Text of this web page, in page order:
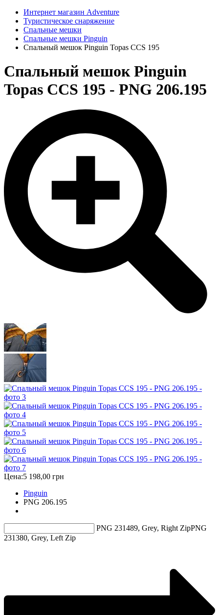
Интернет магазин Adventure
Туристическое снаряжение
Спальные мешки
Спальные мешки Pinguin
Спальный мешок Pinguin Topas CCS 195
Спальный мешок Pinguin
Topas CCS 195 - PNG 206.195
Цена:5 198,00 грн
Pinguin
PNG 206.195
PNG 231489, Grey, Right ZipPNG
231380, Grey, Left Zip